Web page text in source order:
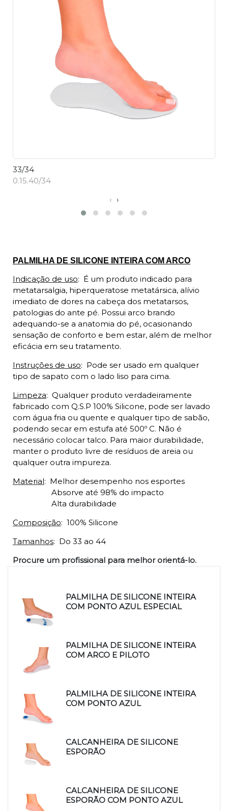
33/34
0.15.40/34
‹ ›
PALMILHA DE SILICONE INTEIRA COM ARCO
Indicação de uso: É um produto indicado para
metatarsalgia, hiperqueratose metatársica, alívio
imediato de dores na cabeça dos metatarsos,
patologias do ante pé. Possui arco brando
adequando-se a anatomia do pé, ocasionando
sensação de conforto e bem estar, além de melhor
eficácia em seu tratamento.
Instruções de uso: Pode ser usado em qualquer
tipo de sapato com o lado liso para cima.
Limpeza: Qualquer produto verdadeiramente
fabricado com Q.S.P 100% Silicone, pode ser lavado
com água fria ou quente e qualquer tipo de sabão,
podendo secar em estufa até 500º C. Não é
necessário colocar talco. Para maior durabilidade,
manter o produto livre de resíduos de areia ou
qualquer outra impureza.
Material: Melhor desempenho nos esportes
Absorve até 98% do impacto
Alta durabilidade
Composição: 100% Silicone
Tamanhos: Do 33 ao 44
Procure um profissional para melhor orientá-lo.
PALMILHA DE SILICONE INTEIRA
COM PONTO AZUL ESPECIAL
PALMILHA DE SILICONE INTEIRA
COM ARCO E PILOTO
PALMILHA DE SILICONE INTEIRA
COM PONTO AZUL
CALCANHEIRA DE SILICONE
ESPORÃO
CALCANHEIRA DE SILICONE
ESPORÃO COM PONTO AZUL